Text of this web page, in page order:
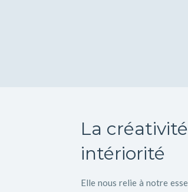
La
intériorité
Elle nous relie à notre